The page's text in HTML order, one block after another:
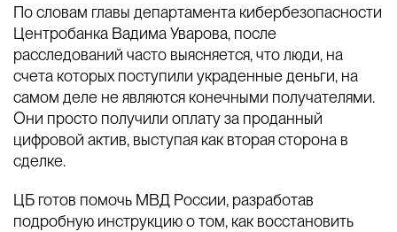
По словам главы департамента кибербезопасности
Центробанка Вадима Уварова, после
расследований часто выясняется, что люди, на
счета которых поступили украденные деньги, на
самом деле не являются конечными получателями.
Они просто получили оплату за проданный
цифровой актив, выступая как вторая сторона в
сделке.
ЦБ готов помочь МВД России, разработав
подробную инструкцию о том, как восстановить